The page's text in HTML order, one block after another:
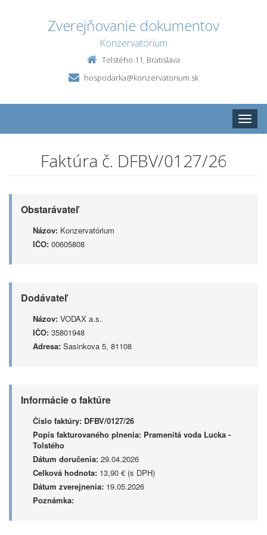
Zverejňovanie dokumentov
Konzervatórium
Tolstého 11, Bratislava
hospodarka@konzervatorium.sk
Toggle
Faktúra č. DFBV/0127/26
Obstarávateľ
Názov: Konzervatórium
IČO: 00605808
Dodávateľ
Názov: VODAX a.s.
IČO: 35801948
Adresa: Sasinkova 5, 81108
Informácie o faktúre
Číslo faktúry: DFBV/0127/26
Popis fakturovaného plnenia: Pramenitá voda Lucka -
Tolstého
Dátum doručenia: 29.04.2026
Celková hodnota: 13,90 € (s DPH)
Dátum zverejnenia: 19.05.2026
Poznámka: